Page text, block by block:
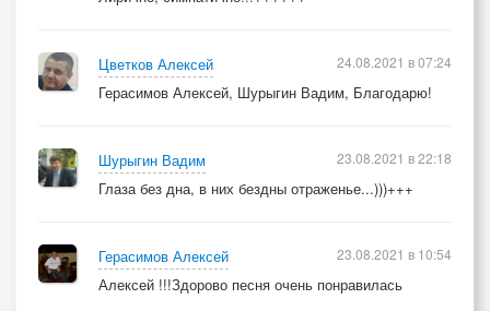
Цветков Алексей
Герасимов Алексей, Шурыгин Вадим, Благодарю!
24.08.2021 в 07:24
Шурыгин Вадим
Глаза без дна, в них бездны отраженье...)))+++
23.08.2021 в 22:18
Герасимов Алексей
Алексей !!!Здорово песня очень понравилась
23.08.2021 в 10:54